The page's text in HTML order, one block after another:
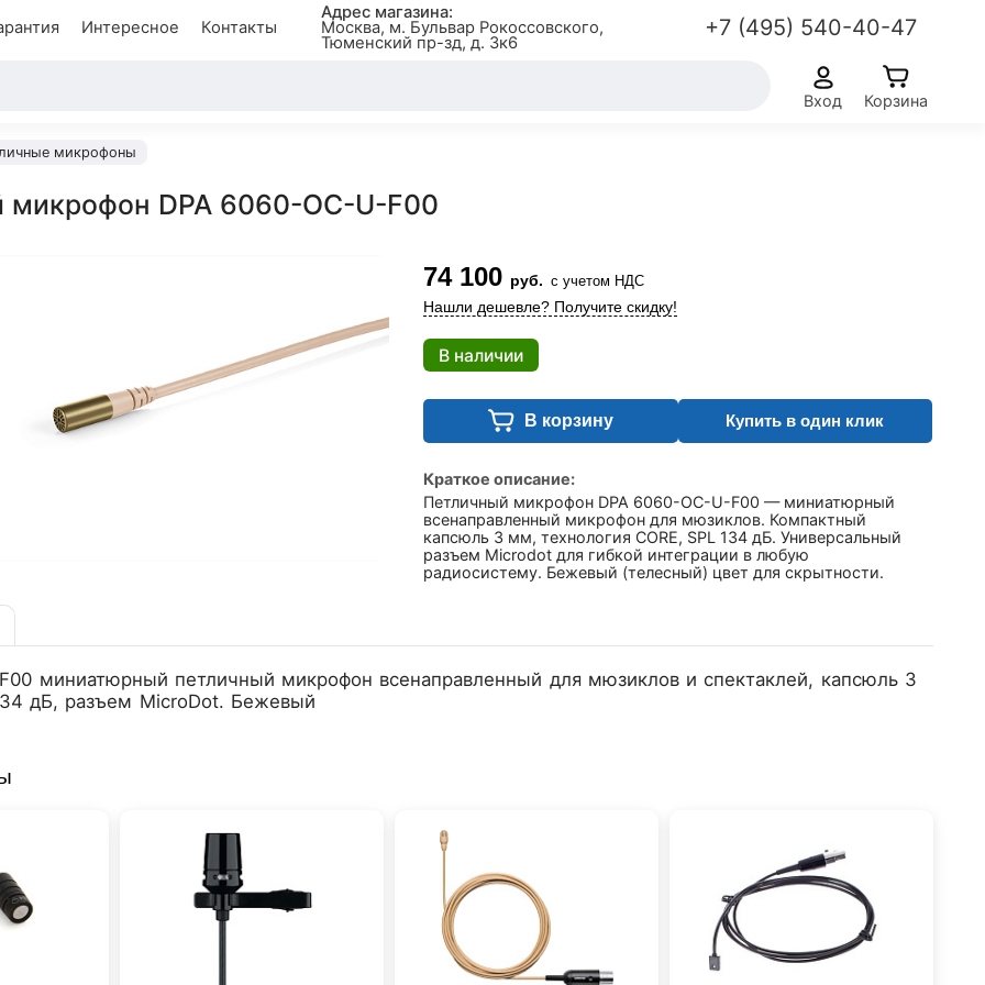
Интересное Контакты
Адрес магазина:
Москва, м. Бульвар Рокоссовского,
Тюменский пр-зд, д. 3к6
+7 (495) 540-40-47
Вход Корзина
микрофоны
микрофон DPA 6060-OC-U-F00
74 100 руб. с учетом НДС
Нашли дешевле? Получите скидку!
В наличии
В корзину Купить в один клик
Краткое описание:
Петличный микрофон DPA 6060-OC-U-F00 — миниатюрный
всенаправленный микрофон для мюзиклов. Компактный
капсюль 3 мм, технология CORE, SPL 134 дБ. Универсальный
разъем Microdot для гибкой интеграции в любую
радиосистему. Бежевый (телесный) цвет для скрытности.
миниатюрный петличный микрофон всенаправленный для мюзиклов и спектаклей, капсюль 3
дБ, разъем MicroDot. Бежевый